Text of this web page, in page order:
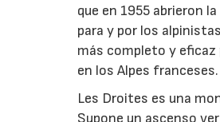
que en 1955 abrieron
para y por los
más completo y
en los Alpes franceses.
Les Droites es una
Supone un ascenso